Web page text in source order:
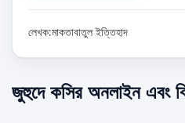
লেখক:মাকতাবাতুল ইত্তিহাদ
জুহুদে কসির অনলাইন এবং